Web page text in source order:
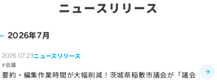
お問い合わせ
ニュースリリース
2026年7月
2026.07.23ニュースリリース
会議
要約・編集作業時間が大幅削減！茨城県稲敷市議会が「議会